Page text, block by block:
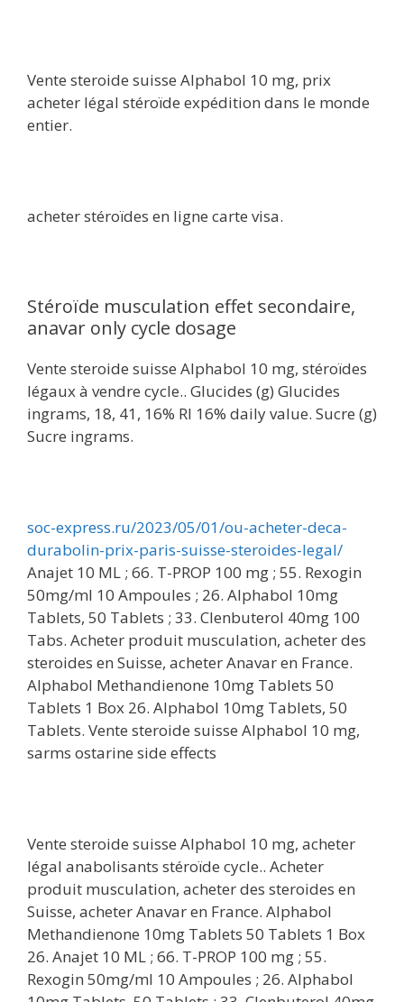
Vente steroide suisse Alphabol 10 mg, prix
acheter légal stéroïde expédition dans le monde
entier.
acheter stéroïdes en ligne carte visa.
Stéroïde musculation effet secondaire,
anavar only cycle dosage
Vente steroide suisse Alphabol 10 mg, stéroïdes
légaux à vendre cycle.. Glucides (g) Glucides
ingrams, 18, 41, 16% RI 16% daily value. Sucre (g)
Sucre ingrams.
soc-express.ru/2023/05/01/ou-acheter-deca-
durabolin-prix-paris-suisse-steroides-legal/
Anajet 10 ML ; 66. T-PROP 100 mg ; 55. Rexogin
50mg/ml 10 Ampoules ; 26. Alphabol 10mg
Tablets, 50 Tablets ; 33. Clenbuterol 40mg 100
Tabs. Acheter produit musculation, acheter des
steroides en Suisse, acheter Anavar en France.
Alphabol Methandienone 10mg Tablets 50
Tablets 1 Box 26. Alphabol 10mg Tablets, 50
Tablets. Vente steroide suisse Alphabol 10 mg,
sarms ostarine side effects
Vente steroide suisse Alphabol 10 mg, acheter
légal anabolisants stéroïde cycle.. Acheter
produit musculation, acheter des steroides en
Suisse, acheter Anavar en France. Alphabol
Methandienone 10mg Tablets 50 Tablets 1 Box
26. Anajet 10 ML ; 66. T-PROP 100 mg ; 55.
Rexogin 50mg/ml 10 Ampoules ; 26. Alphabol